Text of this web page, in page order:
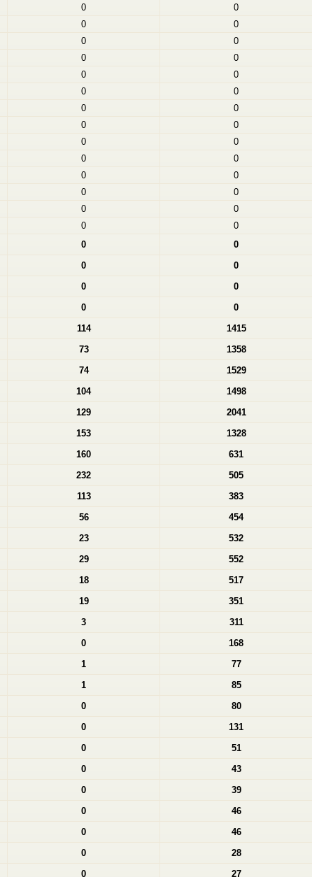
0 0
0 0
0 0
0 0
0 0
0 0
0 0
0 0
0 0
0 0
0 0
0 0
0 0
0 0
0 0
0 0
0 0
0 0
114 1415
73 1358
74 1529
104 1498
129 2041
153 1328
160 631
232 505
113 383
56 454
23 532
29 552
18 517
19 351
3 311
0 168
1 77
1 85
0 80
0 131
0 51
0 43
0 39
0 46
0 46
0 28
0 27